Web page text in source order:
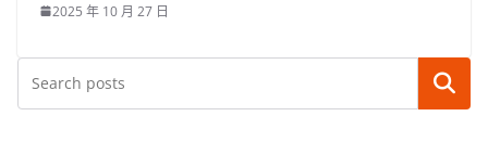
2025 年 10 月 27 日
搜尋